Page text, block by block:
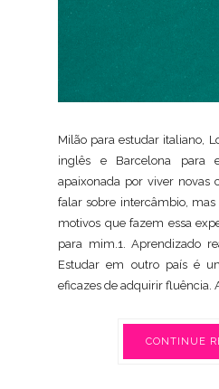
Milão para estudar italiano,
inglês e Barcelona para
apaixonada por viver novas
falar sobre intercâmbio,
motivos que fazem essa
para mim.1. Aprendizado
Estudar em outro país é
eficazes de adquirir fluência.
CONTINUE